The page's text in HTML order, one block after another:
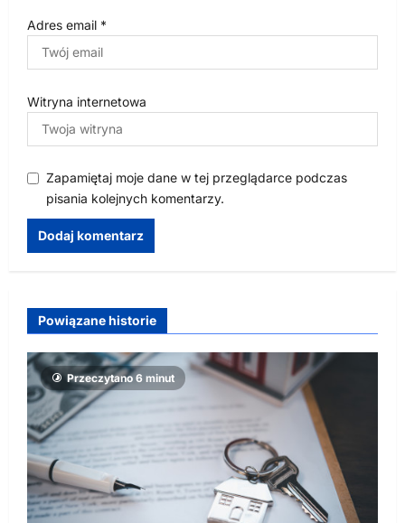
Adres email *
Witryna internetowa
Zapamiętaj moje dane w tej przeglądarce podczas
pisania kolejnych komentarzy.
Powiązane historie
Przeczytano 6 minut